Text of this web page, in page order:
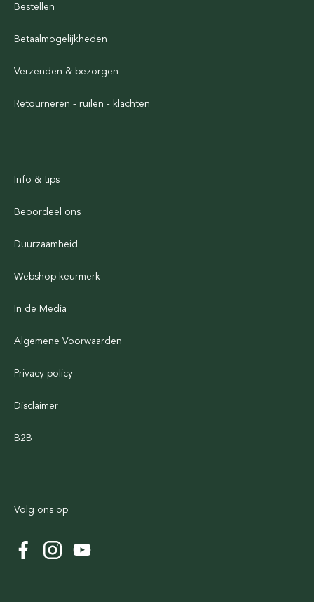
Bestellen
Betaalmogelijkheden
Verzenden & bezorgen
Retourneren - ruilen - klachten
Info & tips
Beoordeel ons
Duurzaamheid
Webshop keurmerk
In de Media
Algemene Voorwaarden
Privacy policy
Disclaimer
B2B
Volg ons op: